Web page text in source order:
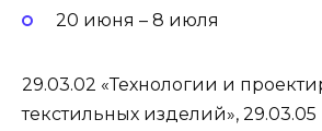
20 июня – 8 июля
29.03.02 «Технологии и
текстильных изделий», 29.03.05